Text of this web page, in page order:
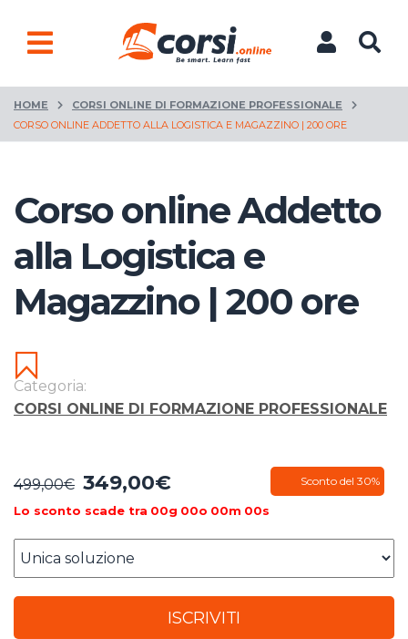
HOME
CORSI ONLINE DI FORMAZIONE PROFESSIONALE
CORSO ONLINE ADDETTO ALLA LOGISTICA E MAGAZZINO | 200 ORE
Corso online Addetto
alla Logistica e
Magazzino | 200 ore
Categoria:
CORSI ONLINE DI FORMAZIONE PROFESSIONALE
499,00€ Il
prezzo
era:
499,00€.
349,00€Il
attuale
è:
Sconto del 30%
Lo sconto scade tra 00g 00o 00m 00s
ISCRIVITI